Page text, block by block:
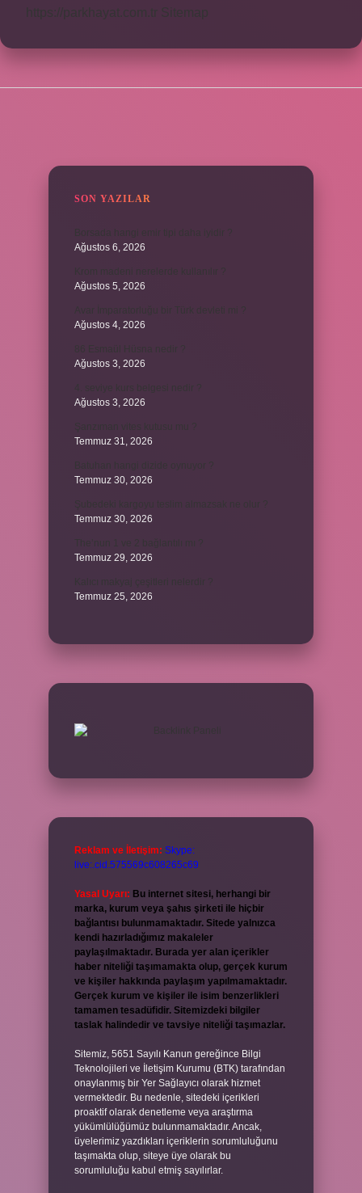
https://parkhayat.com.tr
Sitemap
SON YAZILAR
Ağustos 6, 2026
Ağustos 5, 2026
Ağustos 4, 2026
Ağustos 3, 2026
Ağustos 3, 2026
Temmuz 31, 2026
Temmuz 30, 2026
Temmuz 30, 2026
Temmuz 29, 2026
Temmuz 25, 2026
Reklam ve İletişim: Skype:
live:.cid.575569c608265c69
Yasal Uyarı: Bu internet sitesi, herhangi bir
marka, kurum veya şahıs şirketi ile hiçbir
bağlantısı bulunmamaktadır. Sitede yalnızca
kendi hazırladığımız makaleler
paylaşılmaktadır. Burada yer alan içerikler
haber niteliği taşımamakta olup, gerçek kurum
ve kişiler hakkında paylaşım yapılmamaktadır.
Gerçek kurum ve kişiler ile isim benzerlikleri
tamamen tesadüfidir. Sitemizdeki bilgiler
taslak halindedir ve tavsiye niteliği taşımazlar.
Sitemiz, 5651 Sayılı Kanun gereğince Bilgi
Teknolojileri ve İletişim Kurumu (BTK) tarafından
onaylanmış bir Yer Sağlayıcı olarak hizmet
vermektedir. Bu nedenle, sitedeki içerikleri
proaktif olarak denetleme veya araştırma
yükümlülüğümüz bulunmamaktadır. Ancak,
üyelerimiz yazdıkları içeriklerin sorumluluğunu
taşımakta olup, siteye üye olarak bu
sorumluluğu kabul etmiş sayılırlar.